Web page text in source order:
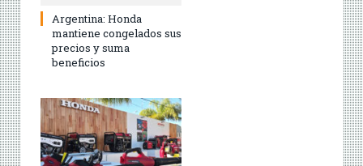
Argentina: Honda
mantiene congelados sus
precios y suma
beneficios